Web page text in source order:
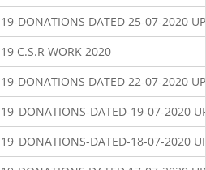
19-DONATIONS DATED 25-07-2020
C.S.R WORK 2020
19-DONATIONS DATED 22-07-2020
19_DONATIONS-DATED-19-07-2020
19_DONATIONS-DATED-18-07-2020